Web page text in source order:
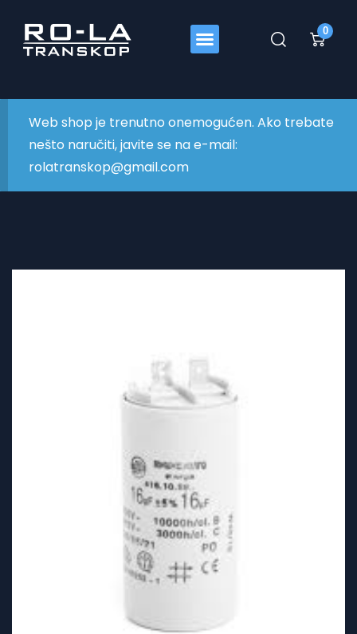
0
Web shop je trenutno onemogućen. Ako trebate
nešto naručiti, javite se na e-mail:
rolatranskop@gmail.com